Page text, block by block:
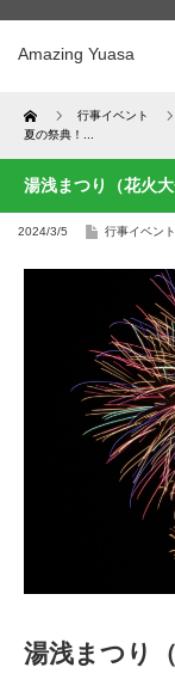
Amazing Yuasa
Home 行事イベント
夏の祭典！...
湯浅まつり（花火
2024/3/5 行事イベント
湯浅まつり